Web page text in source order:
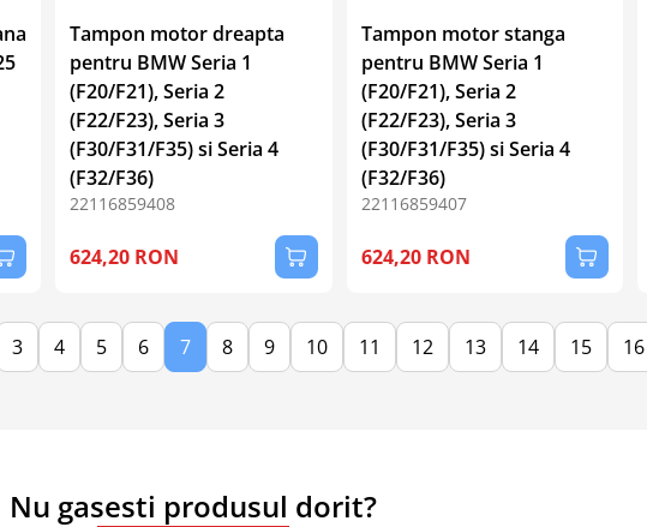
Tampon motor dreapta
pentru BMW Seria 1
(F20/F21), Seria 2
(F22/F23), Seria 3
(F30/F31/F35) si Seria 4
(F32/F36)
22116859408
624,20 RON
Tampon motor stanga
pentru BMW Seria 1
(F20/F21), Seria 2
(F22/F23), Seria 3
(F30/F31/F35) si Seria 4
(F32/F36)
22116859407
624,20 RON
3 4 5 6 7 8 9 10 11 12 13 14 15 16
Nu gasesti produsul dorit?